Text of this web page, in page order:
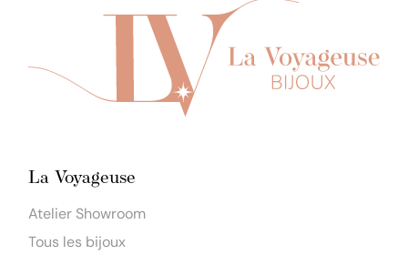
La Voyageuse
Atelier Showroom
Tous les bijoux